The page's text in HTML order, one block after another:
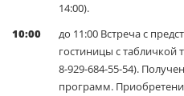
14:00).
10:00
до 11:00 Встреча с
гостиницы с
8-929-684-55-54).
программ.